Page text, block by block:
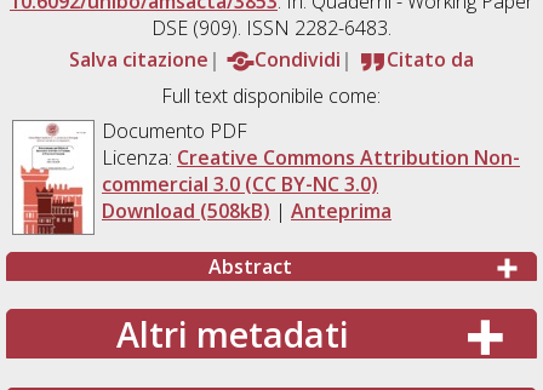
DSE (909). ISSN 2282-6483.
Salva citazione
Condividi
Citato da
Full text disponibile come:
Documento PDF
Licenza: Creative Commons Attribution Non-
commercial 3.0 (CC BY-NC 3.0)
Download (508kB) | Anteprima
Abstract
Altri metadati